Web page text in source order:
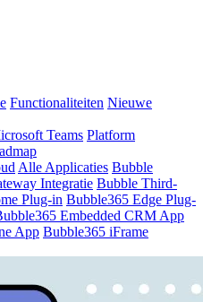
Functionaliteiten Nieuwe
Teams Platform
Alle Applicaties Bubble
Integratie Bubble Third-
Plug-in Bubble365 Edge Plug-
Embedded CRM App
App Bubble365 iFrame